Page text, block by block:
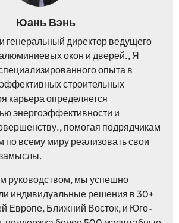
Юань Вэнь
генеральный директор ведущего
окон и дверей., Я
опыта в
строительных
карьера определяется
энергоэффективности и
помогая подрядчикам
по всему миру реализовать свои
руководством, мы успешно
индивидуальные решения в 30+
Европе, Ближний Восток, и Юго-